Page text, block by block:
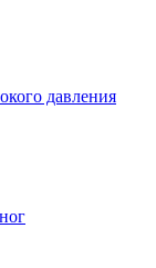
давления